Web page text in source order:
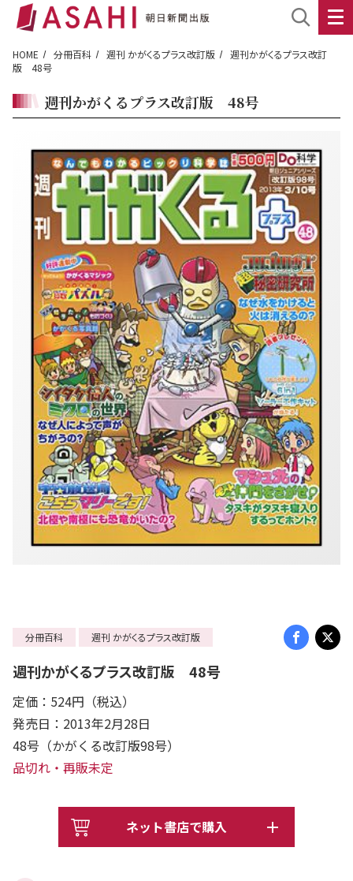
HOME 分冊百科 週刊 かがくるプラス改訂版
週刊かがくるプラス改訂
版 48号
週刊かがくるプラス改訂版 48号
分冊百科 週刊 かがくるプラス改訂版
週刊かがくるプラス改訂版 48号
定価：524円（税込）
発売日：2013年2月28日
48号（かがくる改訂版98号）
品切れ・再販未定
ネット書店で購入